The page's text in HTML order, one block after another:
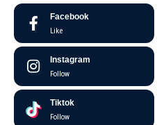
Facebook
Like
Instagram
Follow
Tiktok
Follow